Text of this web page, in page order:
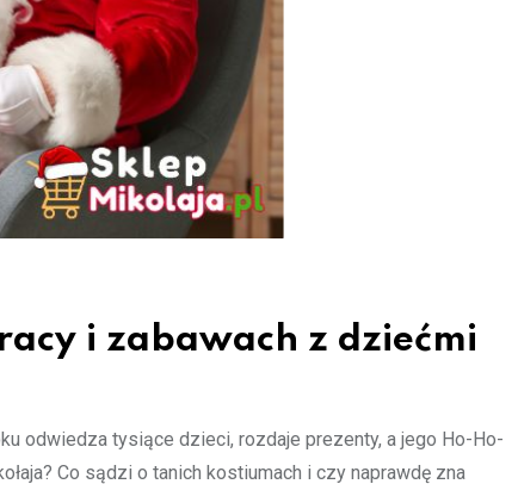
i zabawach z dziećmi
odwiedza tysiące dzieci, rozdaje prezenty, a jego Ho-Ho-
Co sądzi o tanich kostiumach i czy naprawdę zna